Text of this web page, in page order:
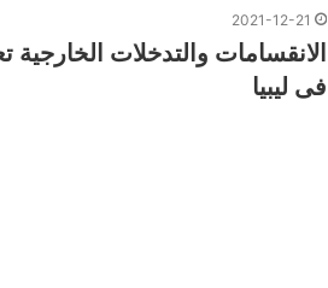
2021-12-21
الانقسامات والتدخلات الخارجية
فى ليبيا